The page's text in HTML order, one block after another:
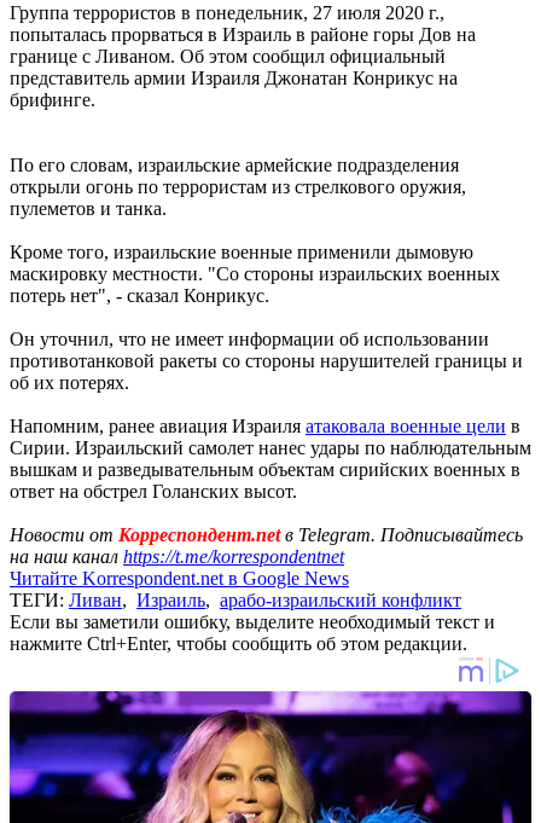
Группа террористов в понедельник, 27 июля 2020 г.,
попыталась прорваться в Израиль в районе горы Дов на
границе с Ливаном. Об этом сообщил официальный
представитель армии Израиля Джонатан Конрикус на
брифинге.
По его словам, израильские армейские подразделения
открыли огонь по террористам из стрелкового оружия,
пулеметов и танка.
Кроме того, израильские военные применили дымовую
маскировку местности. "Со стороны израильских военных
потерь нет", - сказал Конрикус.
Он уточнил, что не имеет информации об использовании
противотанковой ракеты со стороны нарушителей границы и
об их потерях.
Напомним, ранее авиация Израиля атаковала военные цели в
Сирии. Израильский самолет нанес удары по наблюдательным
вышкам и разведывательным объектам сирийских военных в
ответ на обстрел Голанских высот.
Новости от Корреспондент.netв Telegram. Подписывайтесь
на наш канал https://t.me/korrespondentnet
Читайте Korrespondent.net в Google News
ТЕГИ: Ливан, Израиль, арабо-израильский конфликт
Если вы заметили ошибку, выделите необходимый текст и
нажмите Ctrl+Enter, чтобы сообщить об этом редакции.